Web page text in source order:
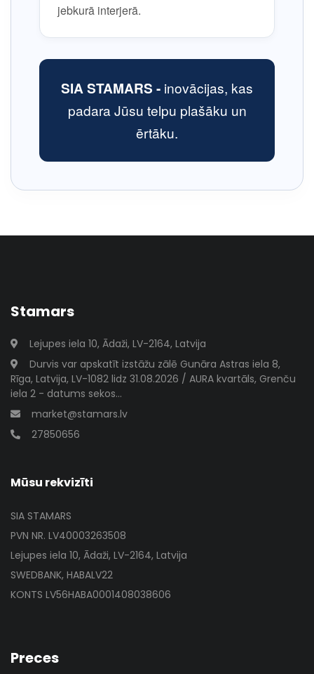
jebkurā interjerā.
SIA STAMARS - inovācijas, kas
padara Jūsu telpu plašāku un
ērtāku.
Stamars
Lejupes iela 10, Ādaži, LV-2164, Latvija
Durvis var apskatīt izstāžu zālē Gunāra Astras iela 8,
Rīga, Latvija, LV-1082 lidz 31.08.2026 / AURA kvartāls, Grenču
iela 2 - datums sekos...
market@stamars.lv
27850656
Mūsu rekvizīti
SIA STAMARS
PVN NR. LV40003263508
Lejupes iela 10, Ādaži, LV-2164, Latvija
SWEDBANK, HABALV22
KONTS LV56HABA0001408038606
Preces